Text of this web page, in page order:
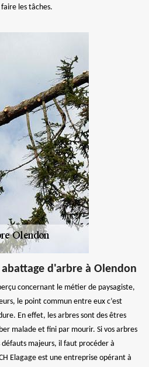
les tâches.
d'arbre à Olendon
concernant le métier de paysagiste,
le point commun entre eux c’est
En effet, les arbres sont des êtres
malade et fini par mourir. Si vos arbres
majeurs, il faut procéder à
Elagage est une entreprise opérant à